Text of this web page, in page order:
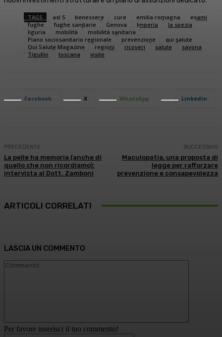
TAGS asl 5 benessere cure emilia romagna
esami
fughe
fughe sanitarie Genova Imperia
la spezia
liguria
mobilità
mobilità sanitaria
Piano sociosanitario regionale
prevenzione
qui salute
Qui Salute Magazine
regioni ricoveri salute
savona
Tigullio
toscana visite
Facebook X WhatsApp Linkedin
PRECEDENTE
La pelle ha memoria (anche di
quello che non ricordiamo):
intervista al Dott. Zamboni
SUCCESSIVO
Maculopatia, una proposta di
legge per rafforzare
prevenzione e consapevolezza
ARTICOLI CORRELATI
LASCIA UN COMMENTO
Per favore inserisci il tuo commento!